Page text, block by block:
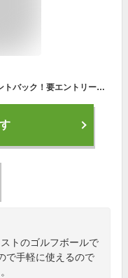
2/10限定★抽選で2人に1人最大100%ポイントバック！要エントリー 《今日だす》タイトリスト 2023 プロV1x ゴルフボール （ハイナンバー） ［3ダースまとめ買い 36球入り］ タイトリスト PRO V1 X ボール
トのゴルフボールで
で手軽に使えるので